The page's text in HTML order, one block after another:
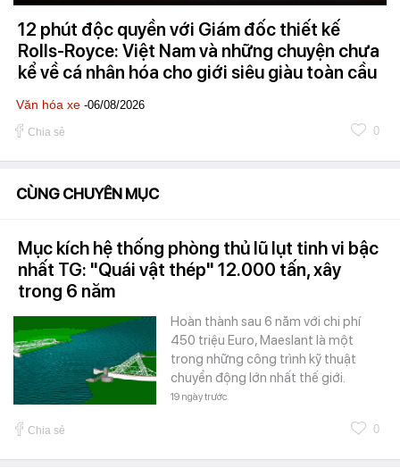
12 phút độc quyền với Giám đốc thiết kế
Rolls-Royce: Việt Nam và những chuyện chưa
kể về cá nhân hóa cho giới siêu giàu toàn cầu
Văn hóa xe -06/08/2026
Chia sẻ 0
CÙNG CHUYÊN MỤC
Mục kích hệ thống phòng thủ lũ lụt tinh vi bậc
nhất TG: "Quái vật thép" 12.000 tấn, xây
trong 6 năm
Hoàn thành sau 6 năm với chi phí
450 triệu Euro, Maeslant là một
trong những công trình kỹ thuật
chuyển động lớn nhất thế giới.
19 ngày trước
Chia sẻ 0